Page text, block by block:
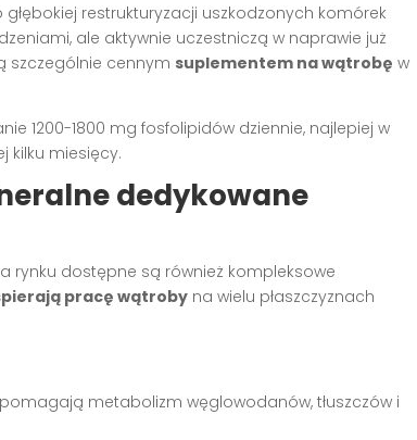
restrukturyzacji uszkodzonych komórek
ale aktywnie uczestniczą w naprawie już
szczególnie cennym suplementem na wątrobę w
1200-1800 mg fosfolipidów dziennie, najlepiej w
kilku miesięcy.
dedykowane
rynku dostępne są również kompleksowe
pracę wątroby na wielu płaszczyznach
metabolizm węglowodanów, tłuszczów i